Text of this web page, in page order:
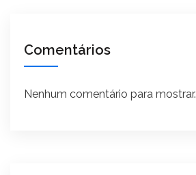
Comentários
Nenhum comentário para mostrar.